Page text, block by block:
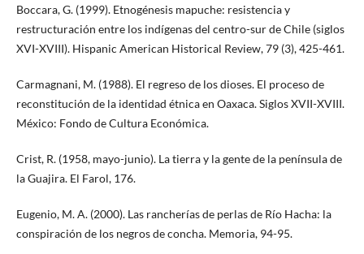
Boccara, G. (1999). Etnogénesis mapuche: resistencia y
restructuración entre los indígenas del centro-sur de Chile (siglos
XVI-XVIII). Hispanic American Historical Review, 79 (3), 425-461.
Carmagnani, M. (1988). El regreso de los dioses. El proceso de
reconstitución de la identidad étnica en Oaxaca. Siglos XVII-XVIII.
México: Fondo de Cultura Económica.
Crist, R. (1958, mayo-junio). La tierra y la gente de la península de
la Guajira. El Farol, 176.
Eugenio, M. A. (2000). Las rancherías de perlas de Río Hacha: la
conspiración de los negros de concha. Memoria, 94-95.